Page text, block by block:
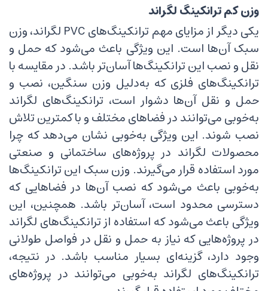
وزن کم ترانکینگ لگراند
یکی دیگر از مزایای مهم ترانکینگ‌های PVC لگراند، وزن
سبک آن‌ها است. این ویژگی باعث می‌شود که حمل و
نقل و نصب این ترانکینگ‌ها آسان‌تر باشد. در مقایسه با
ترانکینگ‌های فلزی که به‌دلیل وزن سنگین، نصب و
حمل و نقل آن‌ها دشوار است، ترانکینگ‌های لگراند
به‌خوبی می‌توانند در فضاهای مختلف و با کمترین تلاش
نصب شوند. این ویژگی به‌خوبی نشان می‌دهد که چرا
محصولات لگراند در پروژه‌های ساختمانی و صنعتی
مورد استفاده قرار می‌گیرند. وزن سبک این ترانکینگ‌ها
به‌خوبی باعث می‌شود که نصب آن‌ها در فضاهایی که
دسترسی محدود است، آسان‌تر باشد. همچنین، این
ویژگی باعث می‌شود که استفاده از ترانکینگ‌های لگراند
در پروژه‌هایی که نیاز به حمل و نقل در فواصل طولانی
وجود دارد، گزینه‌ای بسیار مناسب باشد. در نتیجه،
ترانکینگ‌های لگراند به‌خوبی می‌توانند در پروژه‌های